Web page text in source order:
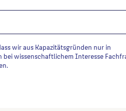
wir aus Kapazitätsgründen nur in
wissenschaftlichem Interesse